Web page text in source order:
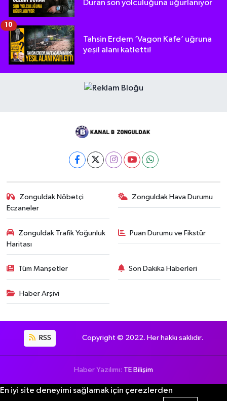
Duran son yolculuğuna uğurlanıyor
Tahsin Erdem ‘Vagon Kafe’ uğruna
yeşil alanı katletti!
10
Zonguldak Nöbetçi
Eczaneler
Zonguldak Hava Durumu
Zonguldak Trafik Yoğunluk
Haritası
Puan Durumu ve Fikstür
Tüm Manşetler Son Dakika Haberleri
Haber Arşivi
RSS Copyright © 2022. Her hakkı saklıdır.
Haber Yazılımı: TE Bilişim
En iyi site deneyimi sağlamak için çerezlerden